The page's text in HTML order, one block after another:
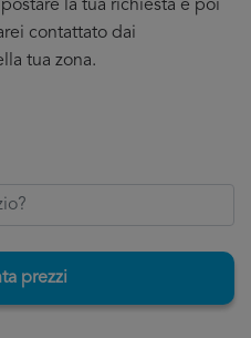
la tua richiesta e poi
contattato dai
tua zona.
prezzi